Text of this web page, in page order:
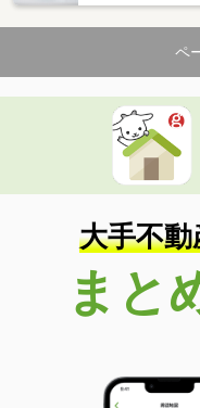
ペ
大手不
まと